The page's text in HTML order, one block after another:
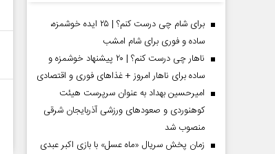
برای شام چی درست کنم؟ | ۲۵ ایده خوشمزه،
ساده و فوری برای شام امشب
ناهار چی درست کنم؟ | ۲۰ پیشنهاد خوشمزه و
ساده برای ناهار امروز + غذاهای فوری و اقتصادی
امیرحسین بهداد به عنوان سرپرست هیئت
کوهنوردی و صعودهای ورزشی آذربایجان شرقی
منصوب شد
زمان پخش سریال «ماه عسل» با بازی اکبر عبدی